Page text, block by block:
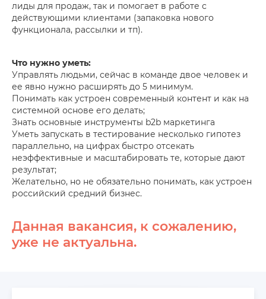
лиды для продаж, так и помогает в работе с
действующими клиентами (запаковка нового
функционала, рассылки и тп).
Что нужно уметь:
Управлять людьми, сейчас в команде двое человек и
ее явно нужно расширять до 5 минимум.
Понимать как устроен современный контент и как на
системной основе его делать;
Знать основные инструменты b2b маркетинга
Уметь запускать в тестирование несколько гипотез
параллельно, на цифрах быстро отсекать
неэффективные и масштабировать те, которые дают
результат;
Желательно, но не обязательно понимать, как устроен
российский средний бизнес.
Данная вакансия, к сожалению,
уже не актуальна.